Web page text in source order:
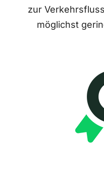
zur
möglichst